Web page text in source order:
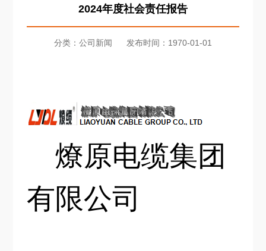
2024年度社会责任报告
分类：公司新闻 发布时间：1970-01-01
燎原电缆集团
有限公司